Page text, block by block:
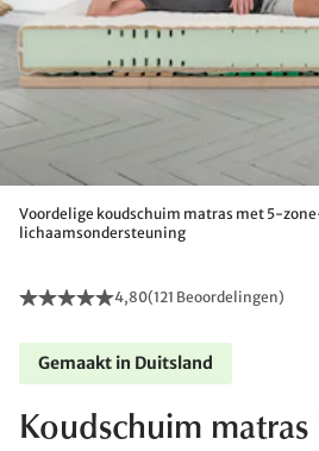
Voordelige koudschuim matras met 5-
lichaamsondersteuning
4,80(121 Beoordelingen)
Gemaakt in Duitsland
Koudschuim